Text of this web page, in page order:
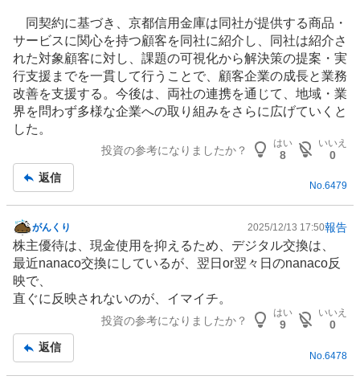
同契約に基づき、京都信用金庫は同社が提供する商品・
サービスに関心を持つ顧客を同社に紹介し、同社は紹介さ
れた対象顧客に対し、課題の可視化から解決策の提案・実
行支援までを一貫して行うことで、顧客企業の成長と業務
改善を支援する。今後は、両社の連携を通じて、地域・業
界を問わず多様な企業への取り組みをさらに広げていくと
した。
投資の参考になりましたか？
はい
8
いいえ
0
返信
No.6479
掲
示
板
記
事
がんくり 2025/12/13 17:50報告
株主優待は、現金使用を抑えるため、デジタル交換は、
最近nanaco交換にしているが、翌日or翌々日のnanaco反
映で、
直ぐに反映されないのが、イマイチ。
投資の参考になりましたか？
はい
9
いいえ
0
返信
No. 6478